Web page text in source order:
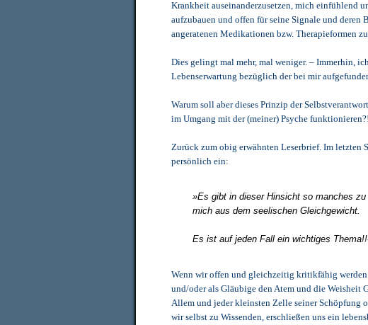
Krankheit auseinanderzusetzen, mich einfühlend
aufzubauen und offen für seine Signale und
angeratenen Medikationen bzw. Therapieformen
Dies gelingt mal mehr, mal weniger. – Immerhin,
Lebenserwartung bezüglich der bei mir
Warum soll aber dieses Prinzip der
im Umgang mit der (meiner) Psyche funktionieren?!
Zurück zum obig erwähnten Leserbrief. Im letzten
persönlich ein:
»Es gibt in dieser Hinsicht so manches
mich aus dem seelischen Gleichgewicht.
Es ist auf jeden Fall ein wichtiges
Wenn wir offen und gleichzeitig kritikfähig
und/oder als Gläubige den Atem und die Weisheit
Allem und jeder kleinsten Zelle seiner Schöpfung
wir selbst zu Wissenden, erschließen uns ein